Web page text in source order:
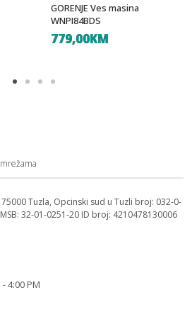
GORENJE Ves masina
WNPI84BDS
779,00KM
Tuzla, Opcinski sud u Tuzli broj: 032-0-
32-01-0251-20 ID broj: 4210478130006
- 4:00 PM